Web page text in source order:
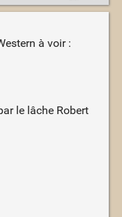
à voir :
le lâche Robert